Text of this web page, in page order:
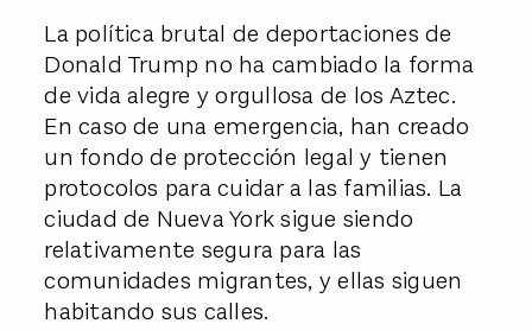
La política brutal de deportaciones de
Donald Trump no ha cambiado la forma
de vida alegre y orgullosa de los Aztec.
En caso de una emergencia, han creado
un fondo de protección legal y tienen
protocolos para cuidar a las familias. La
ciudad de Nueva York sigue siendo
relativamente segura para las
comunidades migrantes, y ellas siguen
habitando sus calles.